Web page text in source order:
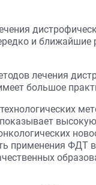
и
лечения
большое
применения ФДТ